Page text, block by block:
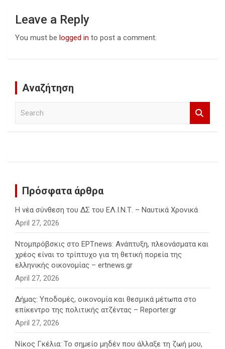
Leave a Reply
You must be logged in to post a comment.
Αναζήτηση
h
Πρόσφατα άρθρα
Η νέα σύνθεση του ΔΣ του ΕΛ.Ι.Ν.Τ. – Ναυτικά Χρονικά
April 27, 2026
Ντομπρόβσκις στο ΕΡΤnews: Ανάπτυξη, πλεονάσματα και
χρέος είναι το τρίπτυχο για τη θετική πορεία της
ελληνικής οικονομίας – ertnews.gr
April 27, 2026
Δήμας: Υποδομές, οικονομία και θεσμικά μέτωπα στο
επίκεντρο της πολιτικής ατζέντας – Reporter.gr
April 27, 2026
Νίκος Γκέλια: Το σημείο μηδέν που άλλαξε τη ζωή μου,